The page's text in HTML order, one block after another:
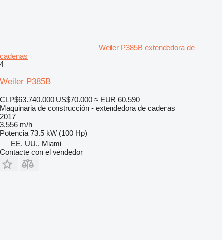
Weiler P385B extendedora de
cadenas
4
Weiler P385B
CLP$63.740.000 US$70.000 ≈ EUR 60.590
Maquinaria de construcción - extendedora de cadenas
2017
3.556 m/h
Potencia 73.5 kW (100 Hp)
EE. UU., Miami
Contacte con el vendedor